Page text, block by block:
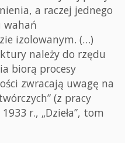
a raczej jednego
wahań
izolowanym. (…)
należy do rzędu
biorą procesy
zwracają uwagę na
(z pracy
r., „Dzieła”, tom